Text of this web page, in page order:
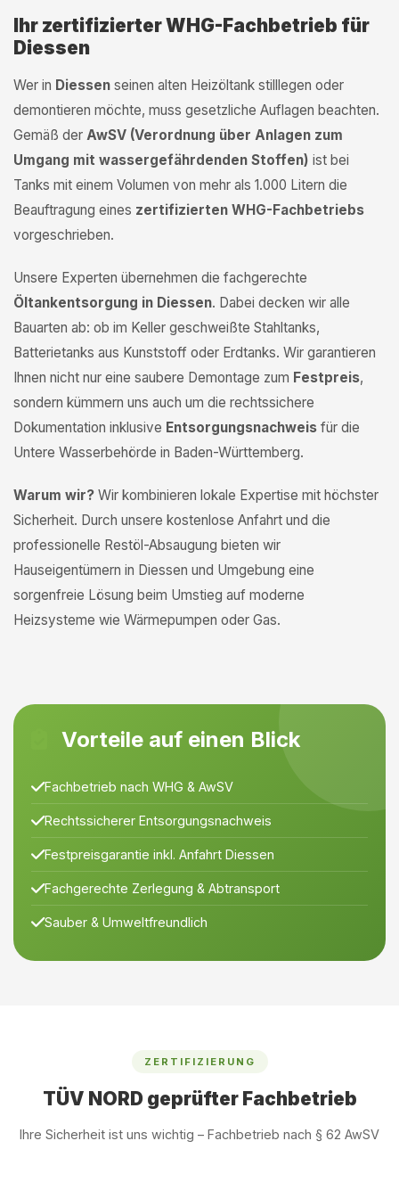
Ihr zertifizierter WHG-Fachbetrieb für
Diessen
Wer in Diessen seinen alten Heizöltank stilllegen oder
demontieren möchte, muss gesetzliche Auflagen beachten.
Gemäß der AwSV (Verordnung über Anlagen zum
Umgang mit wassergefährdenden Stoffen) ist bei
Tanks mit einem Volumen von mehr als 1.000 Litern die
Beauftragung eines zertifizierten WHG-Fachbetriebs
vorgeschrieben.
Unsere Experten übernehmen die fachgerechte
Öltankentsorgung in Diessen. Dabei decken wir alle
Bauarten ab: ob im Keller geschweißte Stahltanks,
Batterietanks aus Kunststoff oder Erdtanks. Wir garantieren
Ihnen nicht nur eine saubere Demontage zum Festpreis,
sondern kümmern uns auch um die rechtssichere
Dokumentation inklusive Entsorgungsnachweis für die
Untere Wasserbehörde in Baden-Württemberg.
Warum wir? Wir kombinieren lokale Expertise mit höchster
Sicherheit. Durch unsere kostenlose Anfahrt und die
professionelle Restöl-Absaugung bieten wir
Hauseigentümern in Diessen und Umgebung eine
sorgenfreie Lösung beim Umstieg auf moderne
Heizsysteme wie Wärmepumpen oder Gas.
Vorteile auf einen Blick
Fachbetrieb nach WHG & AwSV
Rechtssicherer Entsorgungsnachweis
Festpreisgarantie inkl. Anfahrt Diessen
Fachgerechte Zerlegung & Abtransport
Sauber & Umweltfreundlich
ZERTIFIZIERUNG
TÜV NORD geprüfter Fachbetrieb
Ihre Sicherheit ist uns wichtig – Fachbetrieb nach § 62 AwSV